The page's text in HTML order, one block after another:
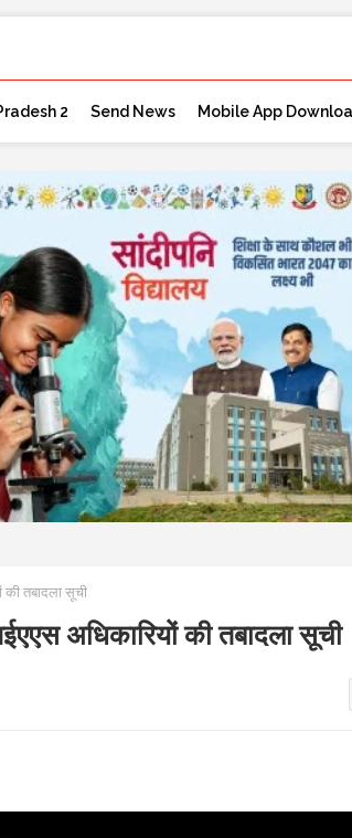
2 Send News Mobile App
तबादला सूची
अधिकारियों की तबादला सूची